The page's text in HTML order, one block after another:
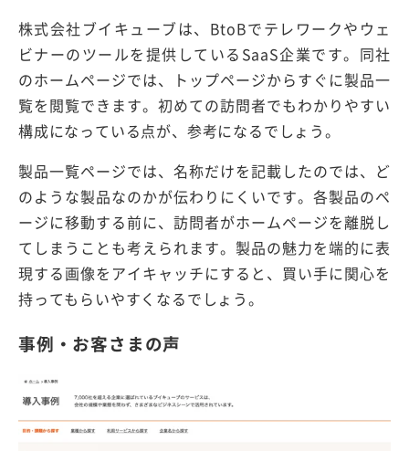
株式会社ブイキューブは、BtoBでテレワークやウェ
ビナーのツールを提供しているSaaS企業です。同社
のホームページでは、トップページからすぐに製品一
覧を閲覧できます。初めての訪問者でもわかりやすい
構成になっている点が、参考になるでしょう。
製品一覧ページでは、名称だけを記載したのでは、ど
のような製品なのかが伝わりにくいです。各製品のペ
ージに移動する前に、訪問者がホームページを離脱し
てしまうことも考えられます。製品の魅力を端的に表
現する画像をアイキャッチにすると、買い手に関心を
持ってもらいやすくなるでしょう。
事例・お客さまの声